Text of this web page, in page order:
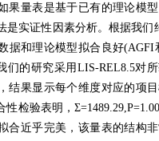
果量表是基于已有的理论模
是实证性因素分析。根据我们
据和理论模型拟合良好(AGFI
们的研究采用LIS-REL8.5对
结果显示每个维度对应的项
性检验表明，
合近乎完美，该量表的结构